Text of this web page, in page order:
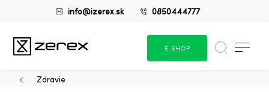
info@izerex.sk 0850444777
E-SHOP
Zdravie